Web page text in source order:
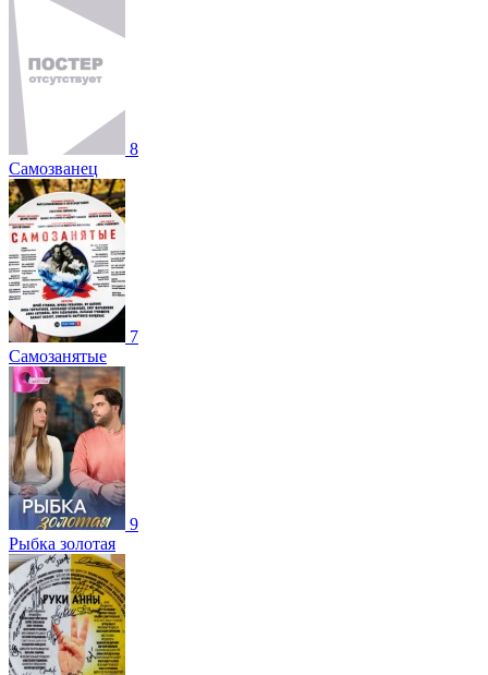
8
Самозванец
7
Самозанятые
9
Рыбка золотая